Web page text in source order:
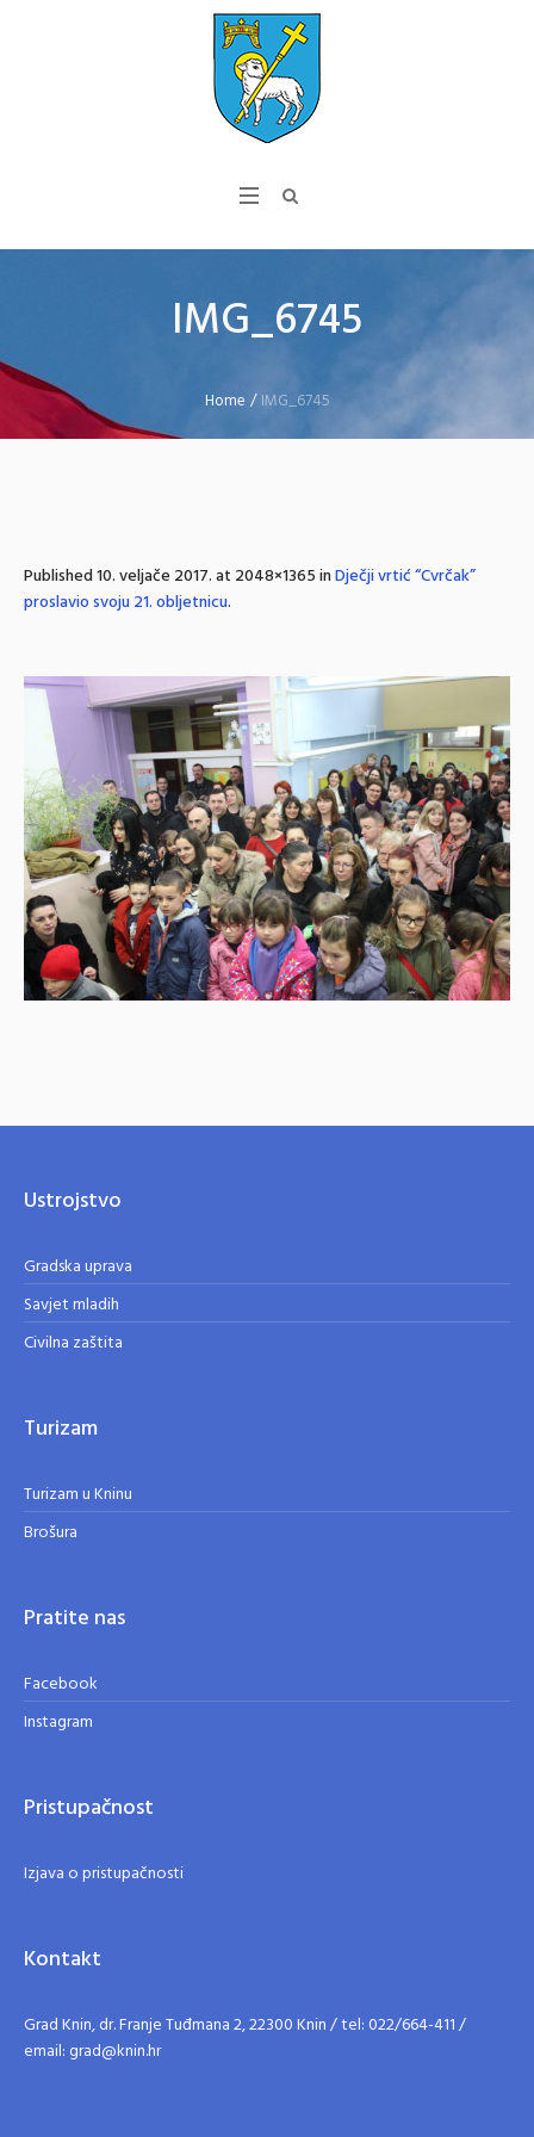
IMG_6745
Home /IMG_6745
Published10. veljače 2017.at 2048×1365 inDječji vrtić “Cvrčak”
proslavio svoju 21. obljetnicu.
Ustrojstvo
Gradska uprava
Savjet mladih
Civilna zaštita
Turizam
Turizam u Kninu
Brošura
Pratite nas
Facebook
Instagram
Pristupačnost
Izjava o pristupačnosti
Kontakt
Grad Knin, dr. Franje Tuđmana 2, 22300 Knin / tel: 022/664-411 /
email: grad@knin.hr